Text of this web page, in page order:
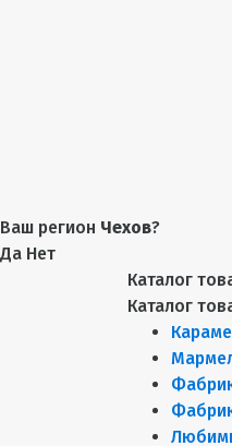
Ваш регион Чехов?
Да Нет
Каталог
Каталог